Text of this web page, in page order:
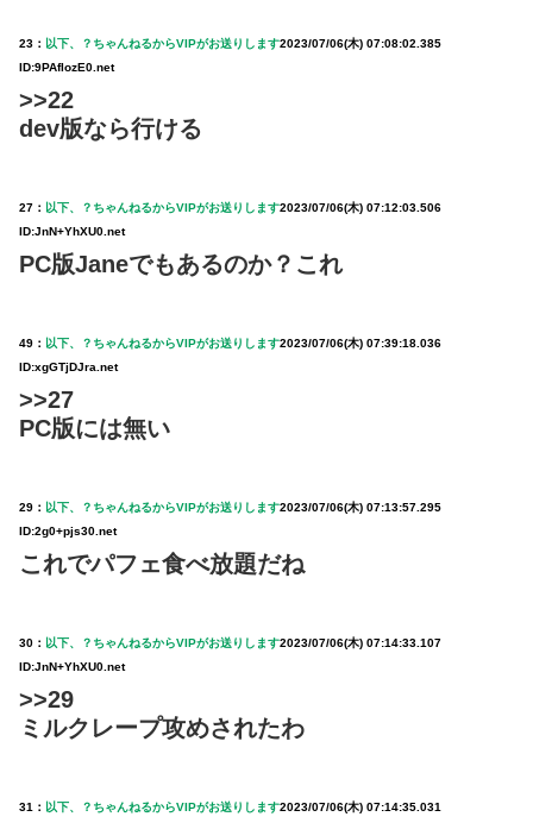
23： 以下、？ちゃんねるからVIPがお送りします2023/07/06(木) 07:08:02.385
ID:9PAflozE0.net
>>22
dev版なら行ける
27： 以下、？ちゃんねるからVIPがお送りします2023/07/06(木) 07:12:03.506
ID:JnN+YhXU0.net
PC版Janeでもあるのか？これ
49： 以下、？ちゃんねるからVIPがお送りします2023/07/06(木) 07:39:18.036
ID:xgGTjDJra.net
>>27
PC版には無い
29： 以下、？ちゃんねるからVIPがお送りします2023/07/06(木) 07:13:57.295
ID:2g0+pjs30.net
これでパフェ食べ放題だね
30： 以下、？ちゃんねるからVIPがお送りします2023/07/06(木) 07:14:33.107
ID:JnN+YhXU0.net
>>29
ミルクレープ攻めされたわ
31： 以下、？ちゃんねるからVIPがお送りします2023/07/06(木) 07:14:35.031